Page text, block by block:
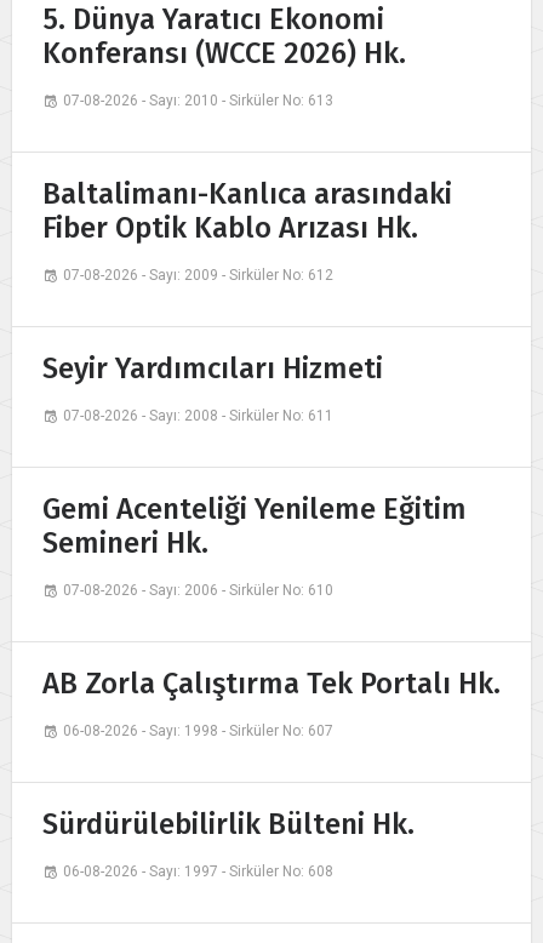
5. Dünya Yaratıcı Ekonomi
Konferansı (WCCE 2026) Hk.
07-08-2026 - Sayı: 2010 - Sirküler No: 613
Baltalimanı-Kanlıca arasındaki
Fiber Optik Kablo Arızası Hk.
07-08-2026 - Sayı: 2009 - Sirküler No: 612
Seyir Yardımcıları Hizmeti
07-08-2026 - Sayı: 2008 - Sirküler No: 611
Gemi Acenteliği Yenileme Eğitim
Semineri Hk.
07-08-2026 - Sayı: 2006 - Sirküler No: 610
AB Zorla Çalıştırma Tek Portalı Hk.
06-08-2026 - Sayı: 1998 - Sirküler No: 607
Sürdürülebilirlik Bülteni Hk.
06-08-2026 - Sayı: 1997 - Sirküler No: 608